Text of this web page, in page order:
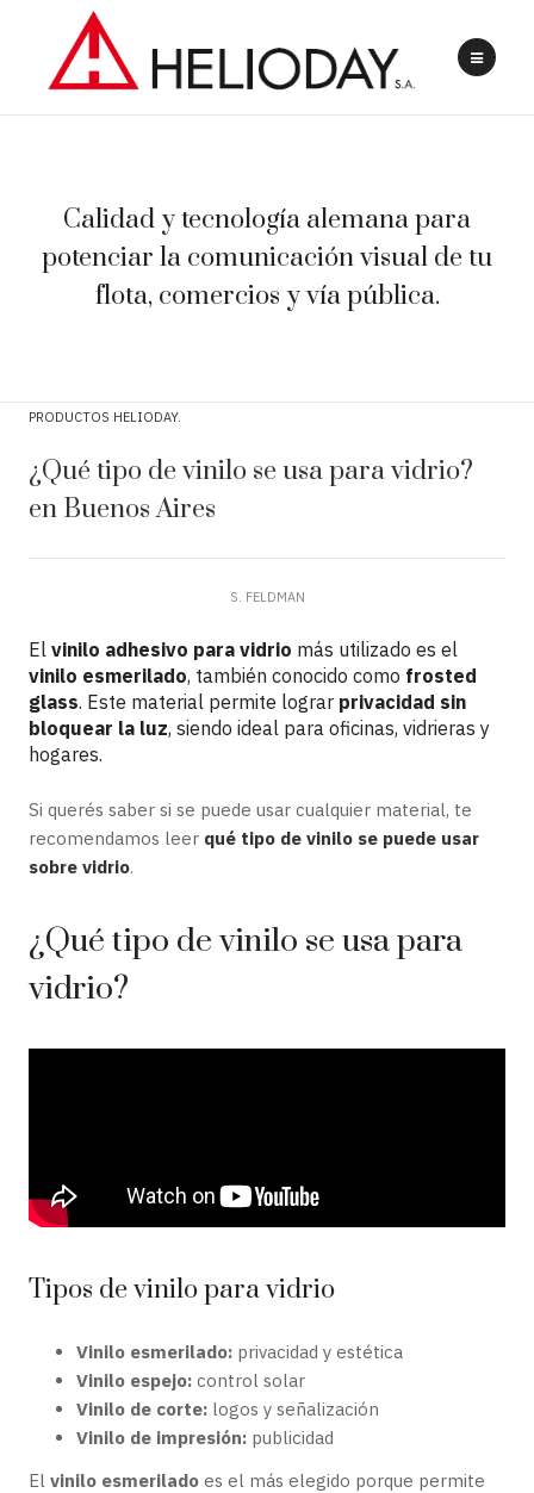
Calidad y tecnología alemana para
potenciar la comunicación visual de tu
flota, comercios y vía pública.
PRODUCTOS HELIODAY
¿Qué tipo de vinilo se usa para vidrio?
en Buenos Aires
S. FELDMAN
El vinilo adhesivo para vidrio más utilizado es el
vinilo esmerilado, también conocido como frosted
glass. Este material permite lograr privacidad sin
bloquear la luz, siendo ideal para oficinas, vidrieras y
hogares.
Si querés saber si se puede usar cualquier material, te
recomendamos leer qué tipo de vinilo se puede usar
sobre vidrio.
¿Qué tipo de vinilo se usa para
vidrio?
Tipos de vinilo para vidrio
Vinilo esmerilado: privacidad y estética
Vinilo espejo: control solar
Vinilo de corte: logos y señalización
Vinilo de impresión: publicidad
El vinilo esmerilado es el más elegido porque permite